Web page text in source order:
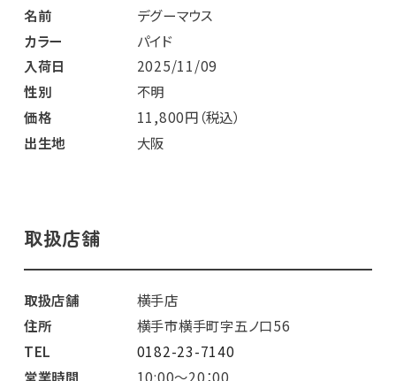
名前
デグーマウス
カラー
パイド
入荷日
2025/11/09
性別
不明
価格
11,800円（税込）
出生地
大阪
取扱店舗
取扱店舗
横手店
住所
横手市横手町字五ノ口56
TEL
0182-23-7140
営業時間
10:00～20：00